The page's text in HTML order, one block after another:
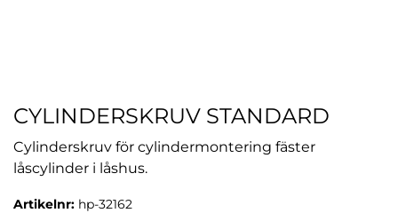
CYLINDERSKRUV STANDARD
Cylinderskruv för cylindermontering fäster
låscylinder i låshus.
Artikelnr: hp-32162